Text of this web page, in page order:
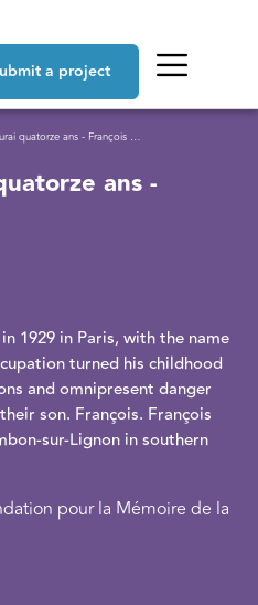
a project
ans - François Lecomte
ans -
1929 in Paris, with the name
turned his childhood
and omnipresent danger
son. François. François
sur-Lignon in southern
pour la Mémoire de la